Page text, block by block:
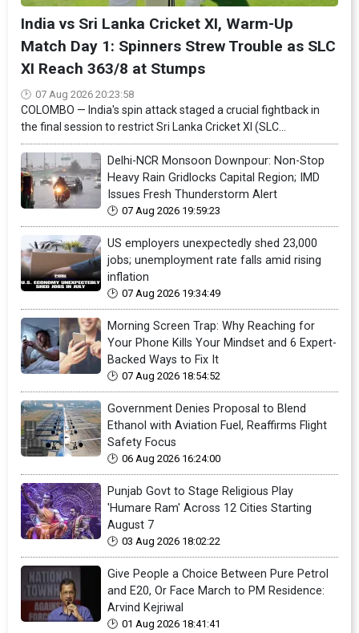
India vs Sri Lanka Cricket XI, Warm-Up
Match Day 1: Spinners Strew Trouble as SLC
XI Reach 363/8 at Stumps
07 Aug 2026 20:23:58
COLOMBO — India's spin attack staged a crucial fightback in
the final session to restrict Sri Lanka Cricket XI (SLC...
Delhi-NCR Monsoon Downpour: Non-Stop
Heavy Rain Gridlocks Capital Region; IMD
Issues Fresh Thunderstorm Alert
07 Aug 2026 19:59:23
US employers unexpectedly shed 23,000
jobs; unemployment rate falls amid rising
inflation
07 Aug 2026 19:34:49
Morning Screen Trap: Why Reaching for
Your Phone Kills Your Mindset and 6 Expert-
Backed Ways to Fix It
07 Aug 2026 18:54:52
Government Denies Proposal to Blend
Ethanol with Aviation Fuel, Reaffirms Flight
Safety Focus
06 Aug 2026 16:24:00
Punjab Govt to Stage Religious Play
'Humare Ram' Across 12 Cities Starting
August 7
03 Aug 2026 18:02:22
Give People a Choice Between Pure Petrol
and E20, Or Face March to PM Residence:
Arvind Kejriwal
01 Aug 2026 18:41:41